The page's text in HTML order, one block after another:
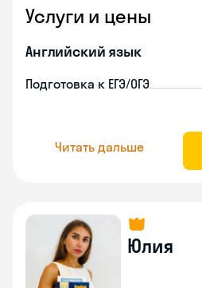
Услуги и цены
Английский язык
Подготовка к ЕГЭ/ОГЭ
Читать дальше
Юлия